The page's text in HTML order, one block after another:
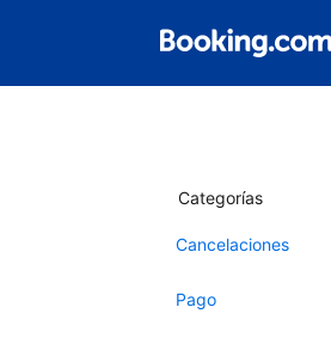
Categorías
Cancelaciones
Pago